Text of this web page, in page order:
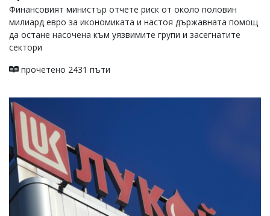
Финансовият министър отчете риск от около половин
милиард евро за икономиката и настоя държавната помощ
да остане насочена към уязвимите групи и засегнатите
сектори
прочетено 2431 пъти